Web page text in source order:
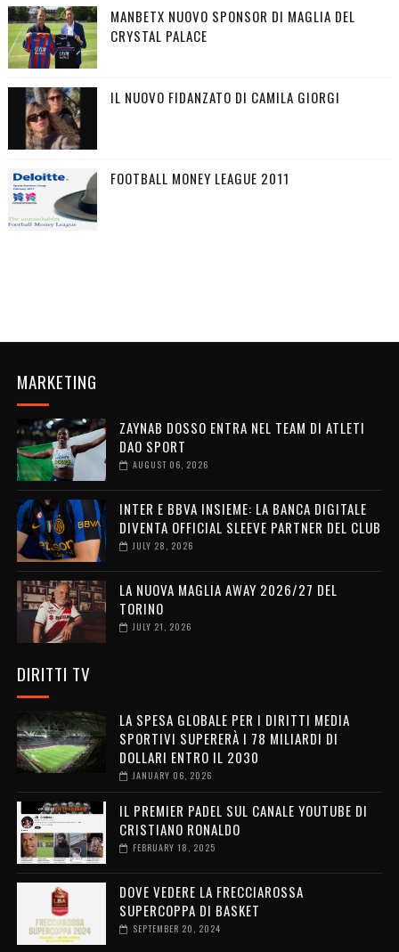
MANBETX NUOVO SPONSOR DI MAGLIA DEL
CRYSTAL PALACE
IL NUOVO FIDANZATO DI CAMILA GIORGI
FOOTBALL MONEY LEAGUE 2011
MARKETING
ZAYNAB DOSSO ENTRA NEL TEAM DI ATLETI
DAO SPORT
AUGUST 06, 2026
INTER E BBVA INSIEME: LA BANCA DIGITALE
DIVENTA OFFICIAL SLEEVE PARTNER DEL CLUB
JULY 28, 2026
LA NUOVA MAGLIA AWAY 2026/27 DEL
TORINO
JULY 21, 2026
DIRITTI TV
LA SPESA GLOBALE PER I DIRITTI MEDIA
SPORTIVI SUPERERÀ I 78 MILIARDI DI
DOLLARI ENTRO IL 2030
JANUARY 06, 2026
IL PREMIER PADEL SUL CANALE YOUTUBE DI
CRISTIANO RONALDO
FEBRUARY 18, 2025
DOVE VEDERE LA FRECCIAROSSA
SUPERCOPPA DI BASKET
SEPTEMBER 20, 2024